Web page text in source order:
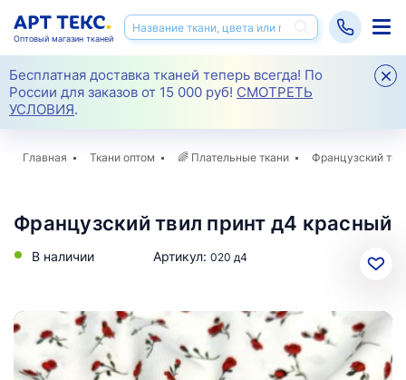
Бесплатная доставка тканей теперь всегда! По
России для заказов от 15 000 руб! СМОТРЕТЬ
УСЛОВИЯ.
Оптовый магазин тканей
Главная Ткани оптом 🌈 Плательные ткани Французский
Французский твил принт д4 красный
В наличии Артикул: 020 д4